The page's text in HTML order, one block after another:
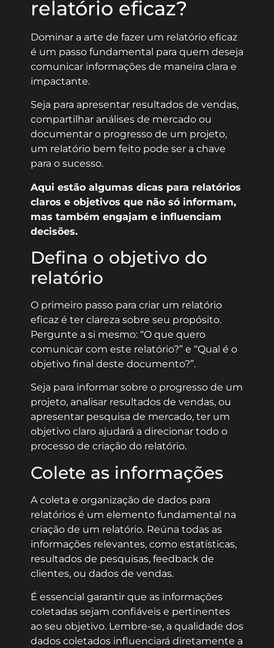
relatório eficaz?
Dominar a arte de fazer um relatório eficaz
é um passo fundamental para quem deseja
comunicar informações de maneira clara e
impactante.
Seja para apresentar resultados de vendas,
compartilhar análises de mercado ou
documentar o progresso de um projeto,
um relatório bem feito pode ser a chave
para o sucesso.
Aqui estão algumas dicas para relatórios
claros e objetivos que não só informam,
mas também engajam e influenciam
decisões.
Defina o objetivo do
relatório
O primeiro passo para criar um relatório
eficaz é ter clareza sobre seu propósito.
Pergunte a si mesmo: “O que quero
comunicar com este relatório?” e “Qual é o
objetivo final deste documento?”.
Seja para informar sobre o progresso de um
projeto, analisar resultados de vendas, ou
apresentar pesquisa de mercado, ter um
objetivo claro ajudará a direcionar todo o
processo de criação do relatório.
Colete as informações
A coleta e organização de dados para
relatórios é um elemento fundamental na
criação de um relatório. Reúna todas as
informações relevantes, como estatísticas,
resultados de pesquisas, feedback de
clientes, ou dados de vendas.
É essencial garantir que as informações
coletadas sejam confiáveis e pertinentes
ao seu objetivo. Lembre-se, a qualidade dos
dados coletados influenciará diretamente a